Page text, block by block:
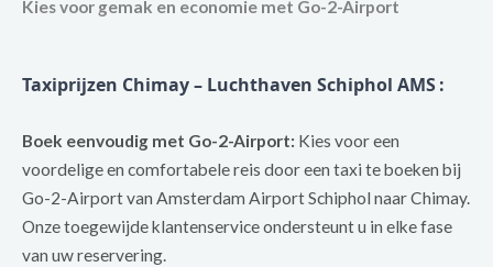
Kies voor gemak en economie met Go-2-Airport
Taxiprijzen Chimay – Luchthaven Schiphol AMS:
Boek eenvoudig met Go-2-Airport: Kies voor een
voordelige en comfortabele reis door een taxi te boeken bij
Go-2-Airport van Amsterdam Airport Schiphol naar Chimay.
Onze toegewijde klantenservice ondersteunt u in elke fase
van uw reservering.